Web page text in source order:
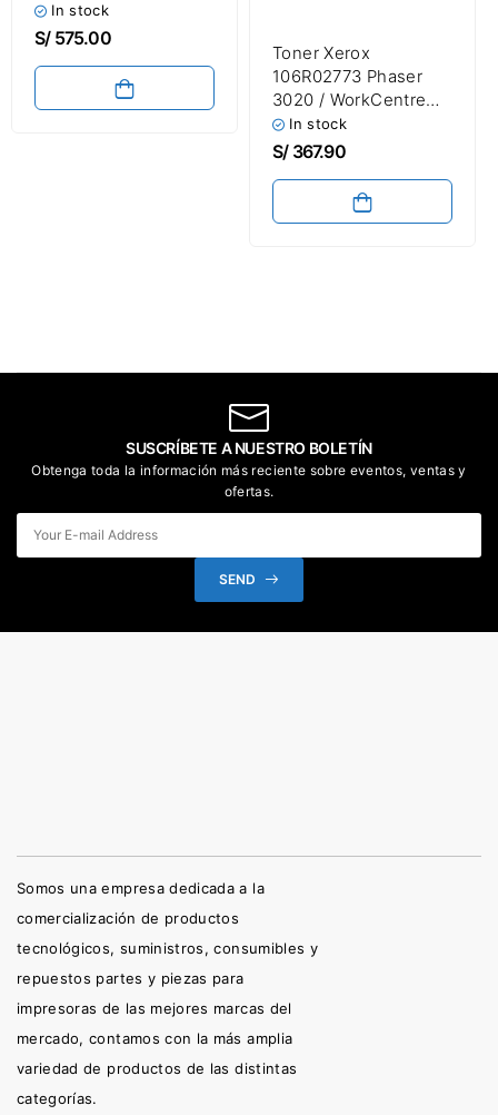
Amarillo 26,000
Páginas
In stock
S/575.00
Toner Xerox
106R02773 Phaser
3020 / WorkCentre
3025 Black 1,500
Páginas
In stock
S/367.90
SUSCRÍBETE A NUESTRO BOLETÍN
Obtenga toda la información más reciente sobre eventos, ventas y
ofertas.
SEND
Somos una empresa dedicada a la
comercialización de productos
tecnológicos, suministros, consumibles y
repuestos partes y piezas para
impresoras de las mejores marcas del
mercado, contamos con la más amplia
variedad de productos de las distintas
categorías.